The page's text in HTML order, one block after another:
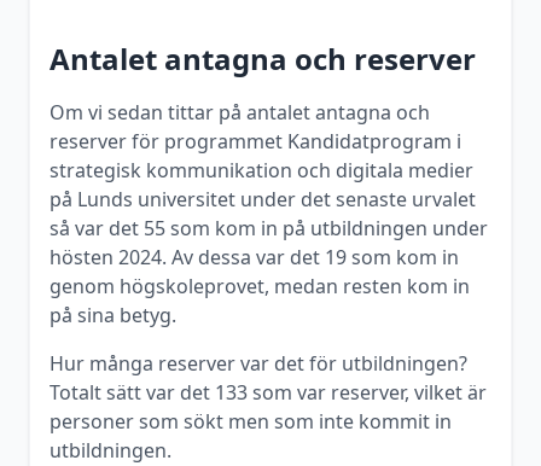
Antalet antagna och reserver
Om vi sedan tittar på antalet antagna och
reserver för programmet Kandidatprogram i
strategisk kommunikation och digitala medier
på Lunds universitet under det senaste urvalet
så var det 55som kom in på utbildningen under
hösten 2024. Av dessa var det 19som kom in
genom högskoleprovet, medan resten kom in
på sina betyg.
Hur många reserver var det för utbildningen?
Totalt sätt var det 133som var reserver, vilket är
personer som sökt men som inte kommit in
utbildningen.